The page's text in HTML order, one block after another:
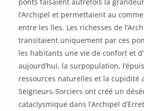
l’Archipel et permettaient au
entre les îles. Les richesses de
transitaient uniquement par ces
les habitants une vie de confort et
aujourd’hui, la surpopulation,
ressources naturelles et la cupidité
Seigneurs-Sorciers ont créé un
cataclysmique dans l’Archipel